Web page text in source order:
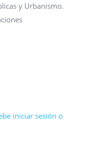
y Urbanismo.
iniciar sesión o